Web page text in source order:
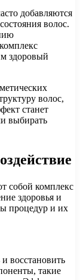
добавляются
волос.
здоровый
волос,
станет
выбирать
собой комплекс
здоровья и
процедур и их
восстановить
такие